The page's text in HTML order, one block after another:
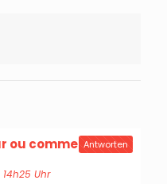
ou commentatrice
Uhr
Antworten